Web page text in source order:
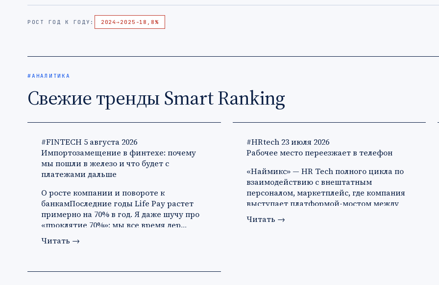
РОСТ ГОД К ГОДУ: 2024→ 2025 -18,8%
#АНАЛИТИКА
Свежие тренды Smart Ranking
#FINTECH 5 августа 2026
Импортозамещение в финтехе: почему
мы пошли в железо и что будет с
платежами дальше
О росте компании и повороте к
банкамПоследние годы Life Pay растет
примерно на 70% в год. Я даже шучу про
«проклятие 70%»: мы все время дер…
Читать →
#HRtech 23 июля 2026
Рабочее место переезжает в телефон
«Наймикс» — HR Tech полного цикла по
взаимодействию с внештатным
персоналом, маркетплейс, где компания
выступает платформой-мостом между
за…
Читать →